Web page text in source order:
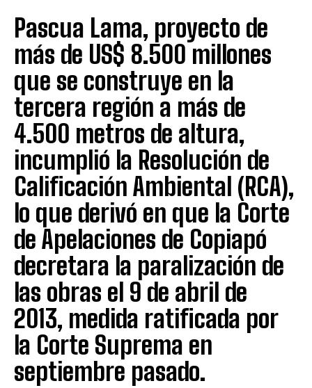
Pascua Lama, proyecto de
más de US$ 8.500 millones
que se construye en la
tercera región a más de
4.500 metros de altura,
incumplió la Resolución de
Calificación Ambiental (RCA),
lo que derivó en que la Corte
de Apelaciones de Copiapó
decretara la paralización de
las obras el 9 de abril de
2013, medida ratificada por
la Corte Suprema en
septiembre pasado.